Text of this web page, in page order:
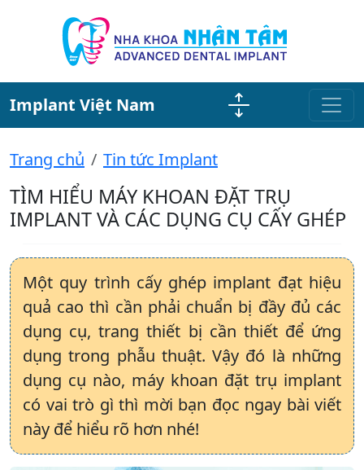
Implant Việt Nam
Trang chủ Tin tức Implant
TÌM HIỂU MÁY KHOAN ĐẶT TRỤ
IMPLANT VÀ CÁC DỤNG CỤ CẤY GHÉP
Một quy trình cấy ghép implant đạt hiệu
quả cao thì cần phải chuẩn bị đầy đủ các
dụng cụ, trang thiết bị cần thiết để ứng
dụng trong phẫu thuật. Vậy đó là những
dụng cụ nào, máy khoan đặt trụ implant
có vai trò gì thì mời bạn đọc ngay bài viết
này để hiểu rõ hơn nhé!